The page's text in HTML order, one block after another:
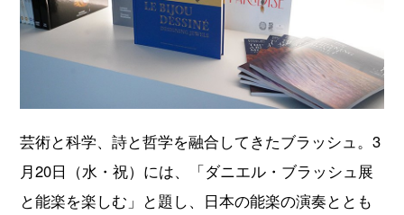
芸術と科学、詩と哲学を融合してきたブラッシュ。3
月20日（水・祝）には、「ダニエル・ブラッシュ展
と能楽を楽しむ」と題し、日本の能楽の演奏ととも